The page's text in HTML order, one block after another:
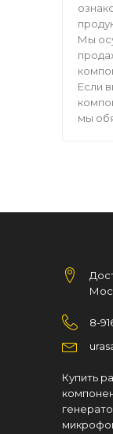
Мы
Если
мы
8-
Купить